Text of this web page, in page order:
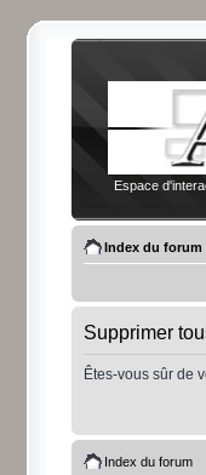
Espace
Index du forum
Supprimer
Êtes-vous sûr de
Index du forum